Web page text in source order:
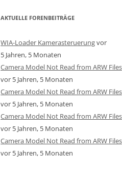
AKTUELLE FORENBEITRÄGE
WIA-Loader Kamerasteruerungvor
5 Jahren, 5 Monaten
Camera Model Not Read from ARW Files
vor 5 Jahren, 5 Monaten
Camera Model Not Read from ARW Files
vor 5 Jahren, 5 Monaten
Camera Model Not Read from ARW Files
vor 5 Jahren, 5 Monaten
Camera Model Not Read from ARW Files
vor 5 Jahren, 5 Monaten